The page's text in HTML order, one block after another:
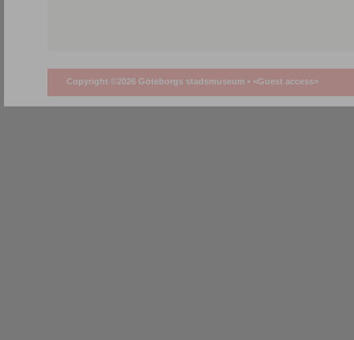
Copyright ©2026 Göteborgs stadsmuseum • <Guest access>